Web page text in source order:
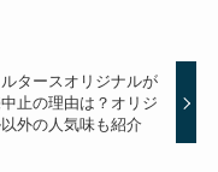
タースオリジナルが
止の理由は？オリジ
外の人気味も紹介